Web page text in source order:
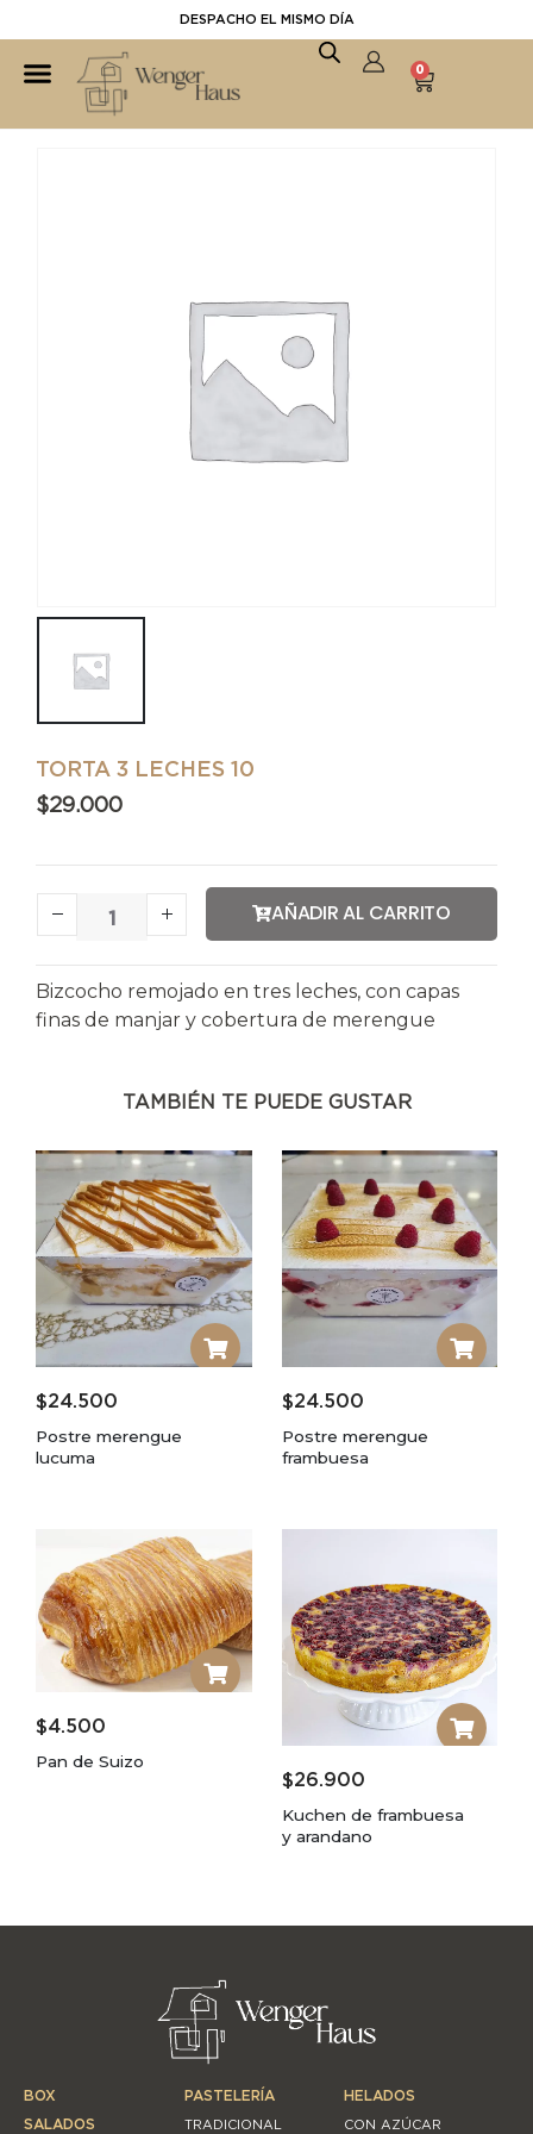
DESPACHO EL MISMO DÍA
0
TORTA 3 LECHES 10
$29.000
AÑADIR AL CARRITO
Bizcocho remojado en tres leches, con capas
finas de manjar y cobertura de merengue
TAMBIÉN TE PUEDE GUSTAR
$24.500
Postre merengue
lucuma
$24.500
Postre merengue
frambuesa
$4.500
Pan de Suizo
$26.900
Kuchen de frambuesa
y arandano
BOX
SALADOS
PASTELERÍA
TRADICIONAL
HELADOS
CON AZÚCAR